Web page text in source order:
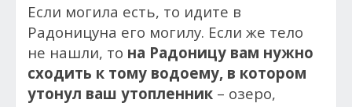
Если могила есть, то идите в
Радоницуна его могилу. Если же тело
не нашли, то на Радоницу вам нужно
сходить к тому водоему, в котором
утонул ваш утопленник – озеро,